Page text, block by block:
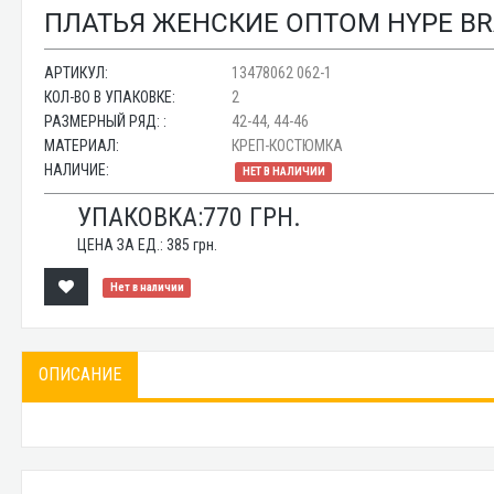
ПЛАТЬЯ ЖЕНСКИЕ ОПТОМ HYPE
АРТИКУЛ:
13478062 062-1
КОЛ-ВО В УПАКОВКЕ:
2
РАЗМЕРНЫЙ РЯД: :
42-44, 44-46
МАТЕРИАЛ:
КРЕП-КОСТЮМКА
НАЛИЧИЕ:
НЕТ В НАЛИЧИИ
УПАКОВКА:770 ГРН.
ЦЕНА ЗА ЕД.:385 грн.
Нет в наличии
ОПИСАНИЕ